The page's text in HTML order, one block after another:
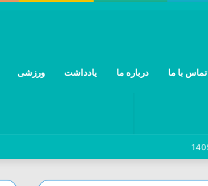
ورزشی یادداشت درباره ما تماس با ما